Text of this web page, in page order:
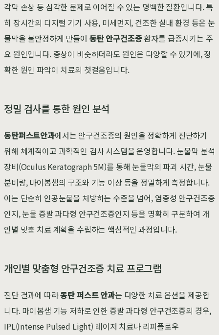
각막 손상 등 심각한 문제로 이어질 수 있는 명백한 질환입니다. 특
히 장시간의 디지털 기기 사용, 미세먼지, 건조한 실내 환경 등은 눈
물막을 불안정하게 만들어 동탄 안구건조증환자를 급증시키는 주
요 원인입니다. 증상이 비슷하더라도 원인은 다양할 수 있기에, 정
확한 원인 파악이 치료의 첫걸음입니다.
정밀 검사를 통한 원인 분석
동탄퍼스트안과에서는 안구건조증의 원인을 정확하게 진단하기
위해 체계적이고 과학적인 검사 시스템을 운영합니다. 눈물막 분석
장비(Oculus Keratograph 5M)를 통해 눈물막의 파괴 시간, 눈물
분비량, 마이봄샘의 구조와 기능 이상 등을 정밀하게 측정합니다.
이는 단순히 인공눈물을 처방하는 수준을 넘어, 염증성 안구건조증
인지, 눈물 증발 과다형 안구건조증인지 등을 명확히 구분하여 개
인별 맞춤 치료 계획을 수립하는 핵심적인 과정입니다.
개인별 맞춤형 안구건조증 치료 프로그램
진단 결과에 따라동탄 퍼스트 안과는 다양한 치료 옵션을 제공합
니다. 마이봄샘 기능 저하로 인한 증발 과다형 안구건조증의 경우,
IPL(Intense Pulsed Light) 레이저 치료나 리피플로우